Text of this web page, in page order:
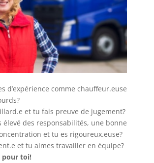
d’expérience comme chauffeur.euse
et tu fais preuve de jugement?
élevé des responsabilités, une bonne
et tu es rigoureux.euse?
et tu aimes travailler en équipe?
pour toi!